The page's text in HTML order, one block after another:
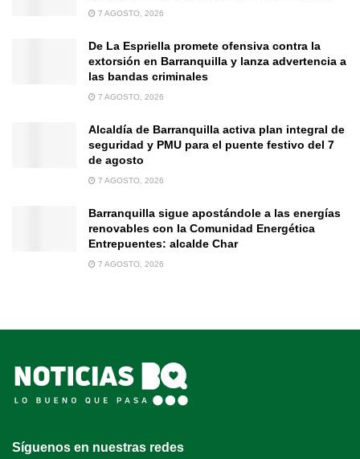
7 AGOSTO, 2026
De La Espriella promete ofensiva contra la
extorsión en Barranquilla y lanza advertencia a
las bandas criminales
7 AGOSTO, 2026
Alcaldía de Barranquilla activa plan integral de
seguridad y PMU para el puente festivo del 7
de agosto
7 AGOSTO, 2026
Barranquilla sigue apostándole a las energías
renovables con la Comunidad Energética
Entrepuentes: alcalde Char
7 AGOSTO, 2026
Síguenos en nuestras redes